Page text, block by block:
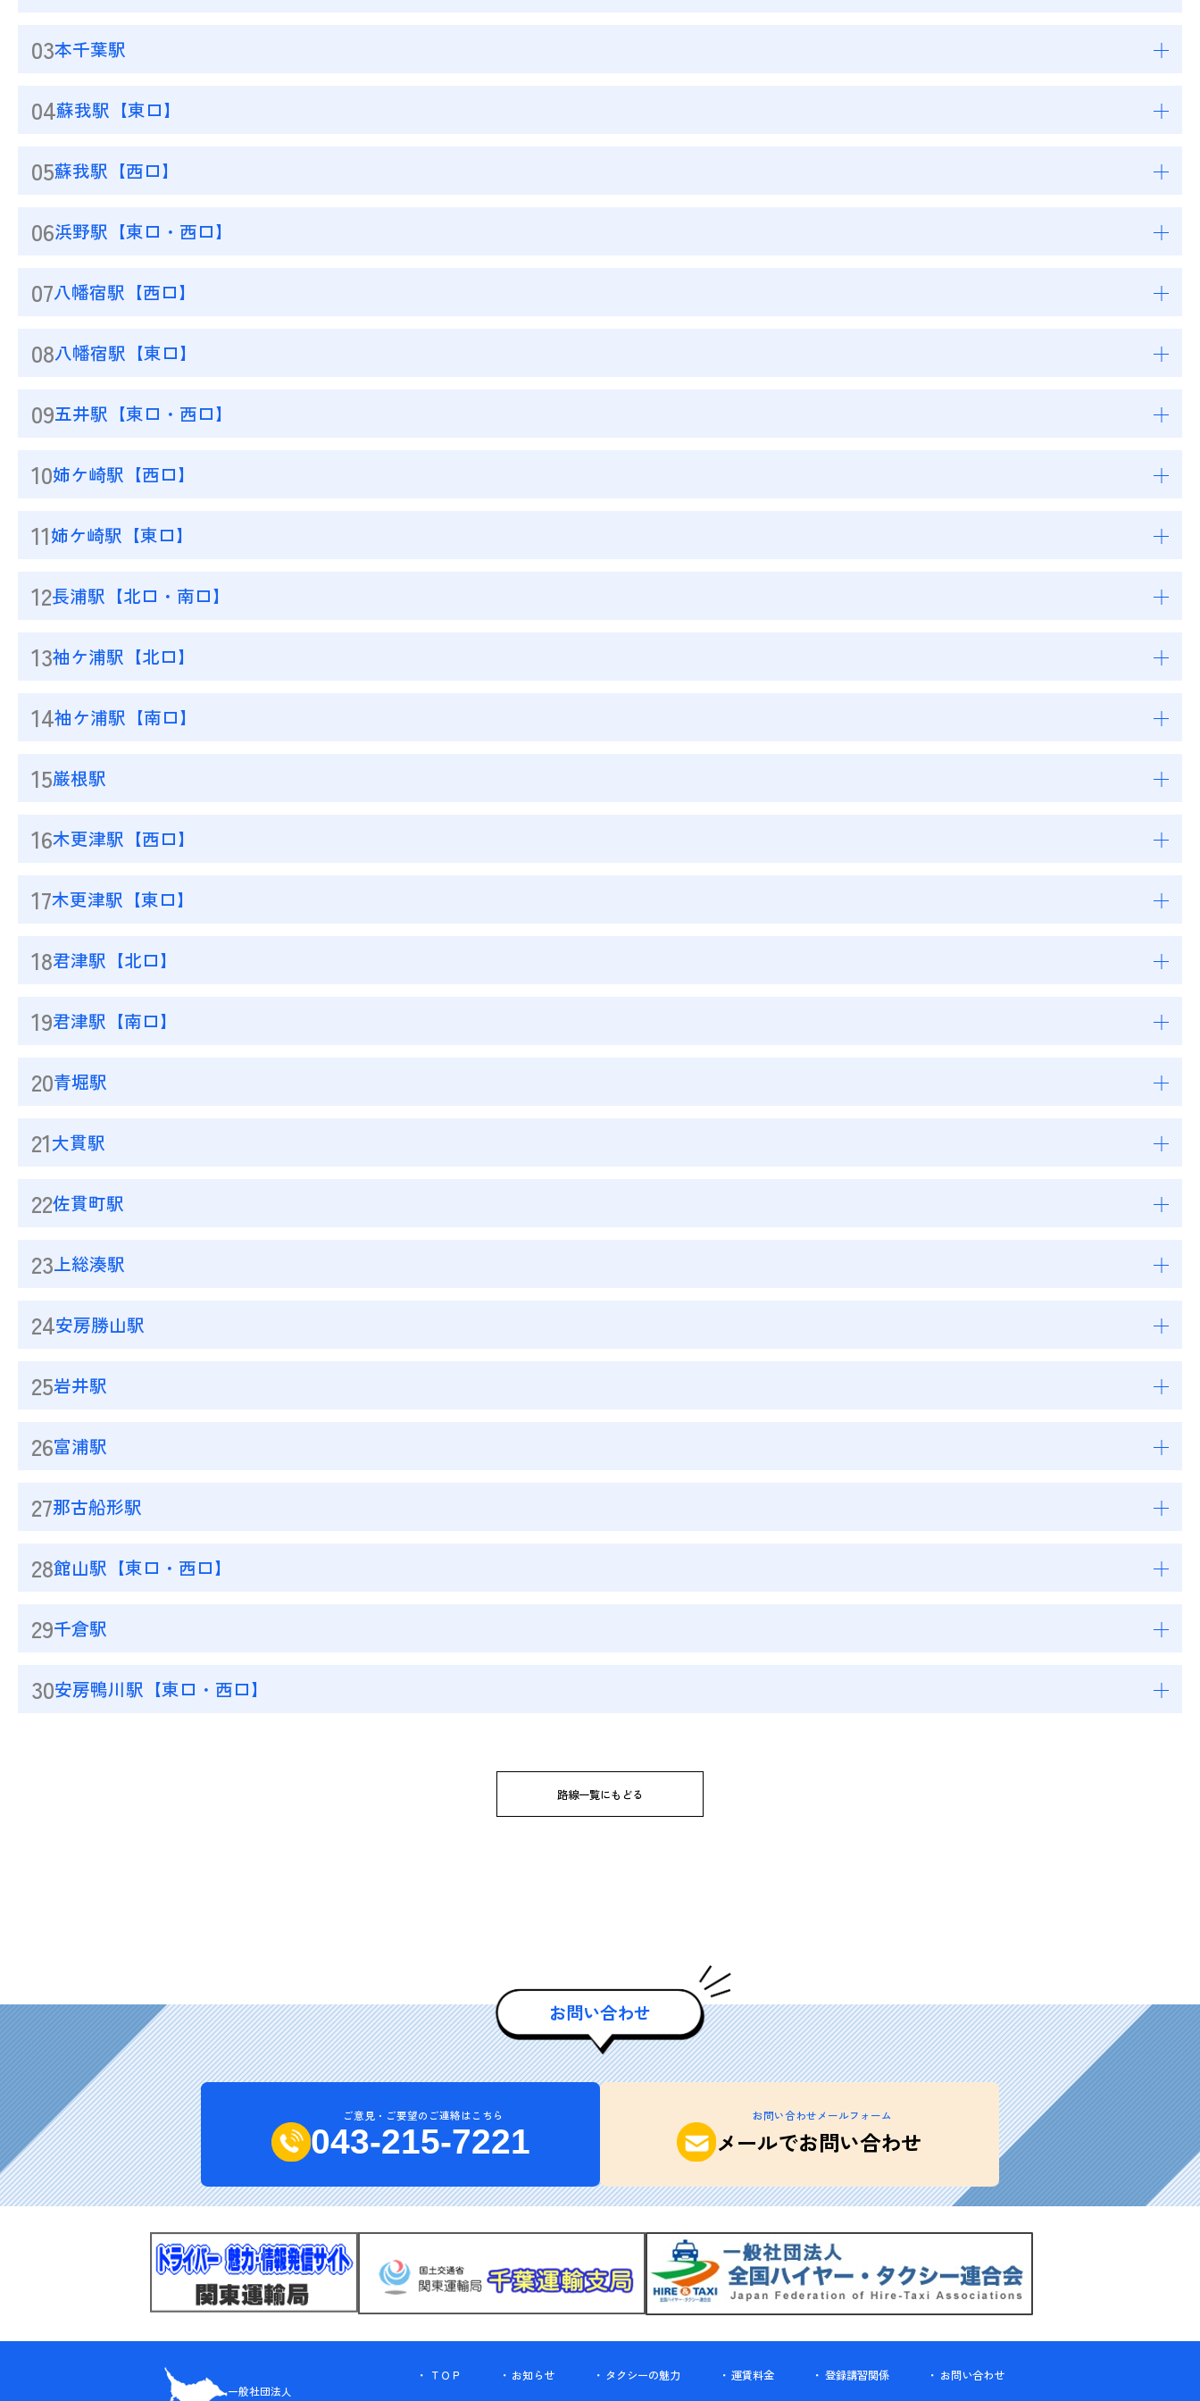
03本千葉駅
04蘇我駅【東口】
05蘇我駅【西口】
06浜野駅【東口・西口】
07八幡宿駅【西口】
08八幡宿駅【東口】
09五井駅【東口・西口】
10姉ケ崎駅【西口】
11姉ケ崎駅【東口】
12長浦駅【北口・南口】
13袖ケ浦駅【北口】
14袖ケ浦駅【南口】
15巌根駅
16木更津駅【西口】
17木更津駅【東口】
18君津駅【北口】
19君津駅【南口】
20青堀駅
21大貫駅
22佐貫町駅
23上総湊駅
24安房勝山駅
25岩井駅
26富浦駅
27那古船形駅
28館山駅【東口・西口】
29千倉駅
30安房鴨川駅【東口・西口】
路線一覧にもどる
お問い合わせ
ご意見・ご要望のご連絡はこちら
043-215-7221
お問い合わせメールフォーム
メールでお問い合わせ
一般社団法人
ＴＯＰ お知らせ タクシーの魅力 運賃料金 登録講習関係 お問い合わせ